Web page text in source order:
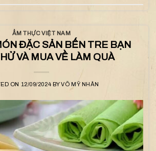
ẨM THỰC VIỆT NAM
ĐẶC SẢN BẾN TRE BẠN
VÀ MUA VỀ LÀM QUÀ
ON 12/09/2024 BYVÕ MỸ NHÂN